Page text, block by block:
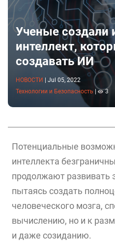
Ученые создали
интеллект,
создавать ИИ
НОВОСТИ
Jul 05, 2022
Технологии и Безопасность
3
Потенциальные
интеллекта
продолжают развивать
пытаясь создать
человеческого мозга,
вычислению, но и к
и даже созиданию.